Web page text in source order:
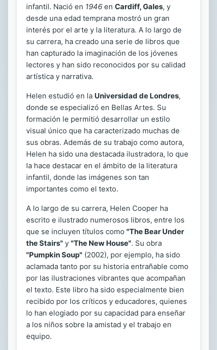
infantil. Nació en 1946 en Cardiff, Gales, y
desde una edad temprana mostró un gran
interés por el arte y la literatura. A lo largo de
su carrera, ha creado una serie de libros que
han capturado la imaginación de los jóvenes
lectores y han sido reconocidos por su calidad
artística y narrativa.
Helen estudió en la Universidad de Londres,
donde se especializó en Bellas Artes. Su
formación le permitió desarrollar un estilo
visual único que ha caracterizado muchas de
sus obras. Además de su trabajo como autora,
Helen ha sido una destacada ilustradora, lo que
la hace destacar en el ámbito de la literatura
infantil, donde las imágenes son tan
importantes como el texto.
A lo largo de su carrera, Helen Cooper ha
escrito e ilustrado numerosos libros, entre los
que se incluyen títulos como "The Bear Under
the Stairs" y "The New House". Su obra
"Pumpkin Soup" (2002), por ejemplo, ha sido
aclamada tanto por su historia entrañable como
por las ilustraciones vibrantes que acompañan
el texto. Este libro ha sido especialmente bien
recibido por los críticos y educadores, quienes
lo han elogiado por su capacidad para enseñar
a los niños sobre la amistad y el trabajo en
equipo.